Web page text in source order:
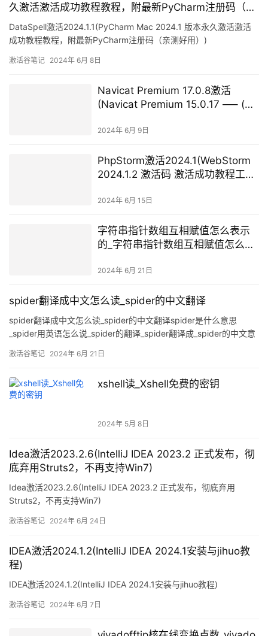
久激活激活成功教程教程，附最新PyCharm注册码（亲
测好用）)
DataSpell激活2024.1.1(PyCharm Mac 2024.1 版本永久激活激活
成功教程教程，附最新PyCharm注册码（亲测好用）)
激活谷笔记 2024年 6月 8日
Navicat Premium 17.0.8激活
(Navicat Premium 15.0.17 —– (安
2024年 6月 9日
PhpStorm激活2024.1(WebStorm
2024.1.2 激活码 激活成功教程工具
活）)
2024年 6月 15日
字符串指针数组互相赋值怎么表示
的_字符串指针数组互相赋值怎么表
2024年 6月 21日
spider翻译成中文怎么读_spider的中文翻译
spider翻译成中文怎么读_spider的中文翻译spider是什么意思
_spider用英语怎么说_spider的翻译_spider翻译成_spider的中文意
蛛Th
激活谷笔记 2024年 6月 21日
xshell读_Xshell免费的密钥
2024年 5月 8日
Idea激活2023.2.6(IntelliJ IDEA 2023.2 正式发布，彻
底弃用Struts2，不再支持Win7)
Idea激活2023.2.6(IntelliJ IDEA 2023.2 正式发布，彻底弃用
Struts2，不再支持Win7)
激活谷笔记 2024年 6月 24日
IDEA激活2024.1.2(IntelliJ IDEA 2024.1安装与jihuo教
程)
IDEA激活2024.1.2(IntelliJ IDEA 2024.1安装与jihuo教程)
激活谷笔记 2024年 6月 7日